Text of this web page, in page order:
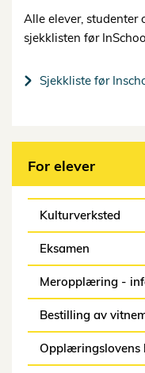
Alle elever, studenter
sjekklisten før
Sjekkliste før
For elever
Kulturverksted
Eksamen
Meropplæring -
Bestilling av
Opplæringslovens